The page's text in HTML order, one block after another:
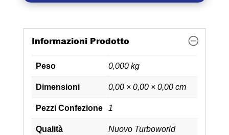
Informazioni Prodotto
Peso 0,000 kg
Dimensioni 0,00 × 0,00 × 0,00 cm
Pezzi Confezione 1
Qualità Nuovo Turboworld